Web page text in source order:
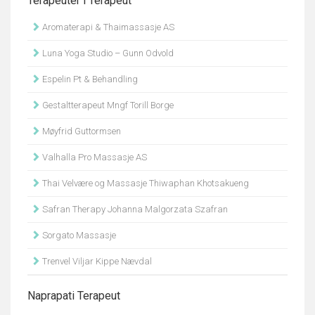
Aromaterapi & Thaimassasje AS
Luna Yoga Studio – Gunn Odvold
Espelin Pt & Behandling
Gestaltterapeut Mngf Torill Borge
Møyfrid Guttormsen
Valhalla Pro Massasje AS
Thai Velvære og Massasje Thiwaphan Khotsakueng
Safran Therapy Johanna Malgorzata Szafran
Sorgato Massasje
Trenvel Viljar Kippe Nævdal
Naprapati Terapeut